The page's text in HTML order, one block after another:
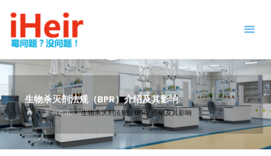
容。
抗
剂
|
燥
剂
生物杀灭剂法规（BPR）介绍及其影响
首
页
案例资讯 生物杀灭剂法规（BPR）介绍及其影响